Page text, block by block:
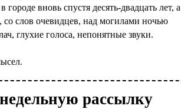
вновь спустя десять-двадцать лет, а
со слов очевидцев, над могилами ночью
глухие голоса, непонятные звуки.
рассылку